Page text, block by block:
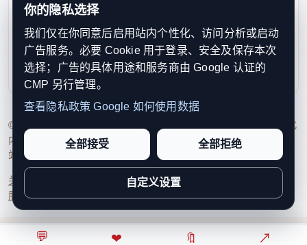
💬 ❤ 🔖 ↗
速了解欧洲动态。
contact@xinouzhou.com
服务支持、版权与合作：工作日优先处理站务、投稿与权
利通知
© 2026 新欧洲·欧洲头条. All Rights Reserved. 本网站持续优化
内容透明度、联系方式与用户权利说明，以提升品牌信任感和
站点完整度。
关于我们 编辑规范日期归档隐私政策
服务条款联系我们
你的隐私选择
我们仅在你同意后启用站内个性化、访问分析或启动
广告服务。必要 Cookie 用于登录、安全及保存本次
选择；广告的具体用途和服务商由 Google 认证的
CMP 另行管理。
查看隐私政策 Google 如何使用数据
全部接受 全部拒绝
自定义设置
⌂ ◎ ↗ ○